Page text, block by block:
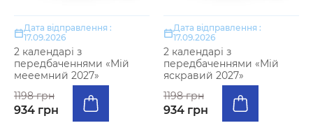
Дата відправлення :
17.09.2026
2 календарі з
передбаченнями «Мій
мееемний 2027»
1198 грн
934 грн
Дата відправлення :
17.09.2026
2 календарі з
передбаченнями «Мій
яскравий 2027»
1198 грн
934 грн